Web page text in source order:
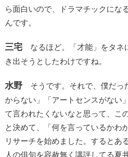
ら面白いので、ドラマチックにな
んです。
三宅 なるほど。「才能」をタネ
き出そうとしたわけですね。
水野 そうです。それで、僕だっ
からない」「アートセンスがない
て言われたくないなと思って、こ
と決めて、「何を言っているかわ
リサーチを始めました。するとあ
人の俳句を容赦無く講評してる夏